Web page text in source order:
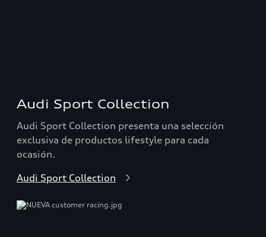
Audi Sport Collection
Audi Sport Collection presenta una selección
exclusiva de productos lifestyle para cada
ocasión.
Audi Sport Collection